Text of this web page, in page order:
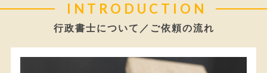
INTRODUCTION
行政書士について／ご依頼の流れ